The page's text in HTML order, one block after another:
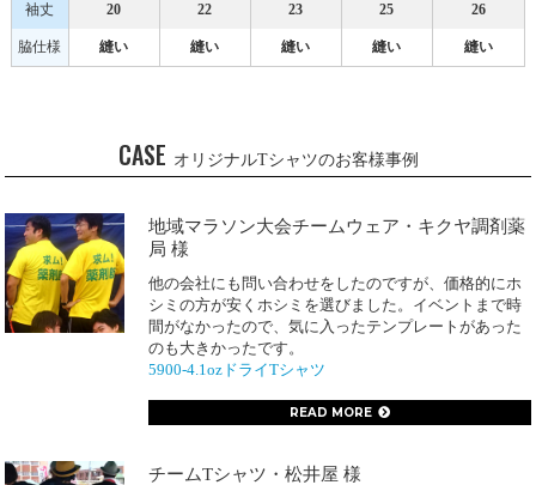
袖丈 20 22 23 25 26
脇仕様 縫い 縫い 縫い 縫い 縫い
CASE オリジナルTシャツのお客様事例
地域マラソン大会チームウェア・キクヤ調剤薬
局 様
他の会社にも問い合わせをしたのですが、価格的にホ
シミの方が安くホシミを選びました。イベントまで時
間がなかったので、気に入ったテンプレートがあった
のも大きかったです。
5900-4.1ozドライTシャツ
READ MORE
チームTシャツ・松井屋 様